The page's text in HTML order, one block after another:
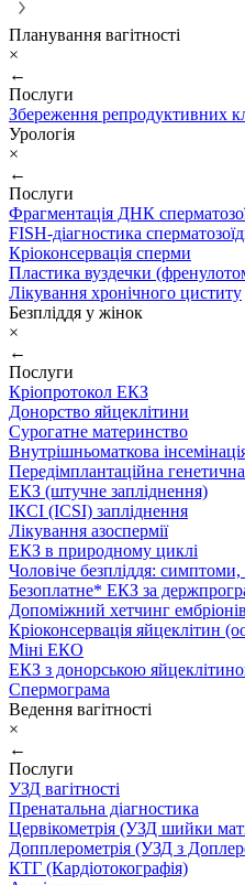
Планування вагітності
×
←
Послуги
Збереження репродуктивних
Урологія
×
←
Послуги
Фрагментація ДНК
FISH-діагностика
Кріоконсервація сперми
Пластика вуздечки
Лікування хронічного циститу
Безпліддя у жінок
×
←
Послуги
Кріопротокол ЕКЗ
Донорство яйцеклітини
Сурогатне материнство
Внутрішньоматкова
Передімплантаційна
ЕКЗ (штучне запліднення)
ІКСІ (ICSI) запліднення
Лікування азоспермії
ЕКЗ в природному циклі
Чоловіче безпліддя:
Безоплатне* ЕКЗ за
Допоміжний хетчинг ембріонів
Кріоконсервація яйцеклітин
Міні ЕКО
ЕКЗ з донорською
Спермограма
Ведення вагітності
×
←
Послуги
УЗД вагітності
Пренатальна діагностика
Цервікометрія (УЗД шийки
Допплерометрія (УЗД з
КТГ (Кардіотокографія)